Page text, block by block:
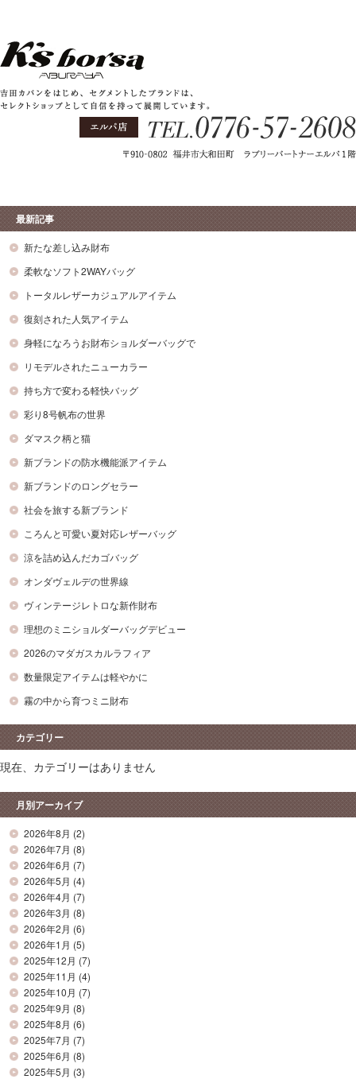
最新記事
新たな差し込み財布
柔軟なソフト2WAYバッグ
トータルレザーカジュアルアイテム
復刻された人気アイテム
身軽になろうお財布ショルダーバッグで
リモデルされたニューカラー
持ち方で変わる軽快バッグ
彩り8号帆布の世界
ダマスク柄と猫
新ブランドの防水機能派アイテム
新ブランドのロングセラー
社会を旅する新ブランド
ころんと可愛い夏対応レザーバッグ
涼を詰め込んだカゴバッグ
オンダヴェルデの世界線
ヴィンテージレトロな新作財布
理想のミニショルダーバッグデビュー
2026のマダガスカルラフィア
数量限定アイテムは軽やかに
霧の中から育つミニ財布
カテゴリー
現在、カテゴリーはありません
月別アーカイブ
2026年8月 (2)
2026年7月 (8)
2026年6月 (7)
2026年5月 (4)
2026年4月 (7)
2026年3月 (8)
2026年2月 (6)
2026年1月 (5)
2025年12月 (7)
2025年11月 (4)
2025年10月 (7)
2025年9月 (8)
2025年8月 (6)
2025年7月 (7)
2025年6月 (8)
2025年5月 (3)